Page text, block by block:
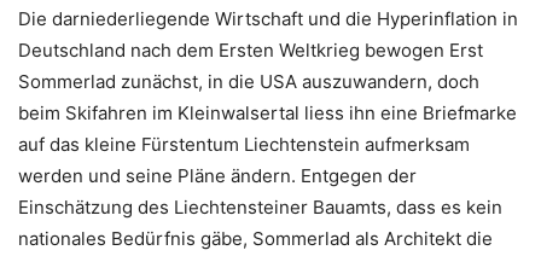
Die darniederliegende Wirtschaft und die Hyperinflation in
Deutschland nach dem Ersten Weltkrieg bewogen Erst
Sommerlad zunächst, in die USA auszuwandern, doch
beim Skifahren im Kleinwalsertal liess ihn eine Briefmarke
auf das kleine Fürstentum Liechtenstein aufmerksam
werden und seine Pläne ändern. Entgegen der
Einschätzung des Liechtensteiner Bauamts, dass es kein
nationales Bedürfnis gäbe, Sommerlad als Architekt die